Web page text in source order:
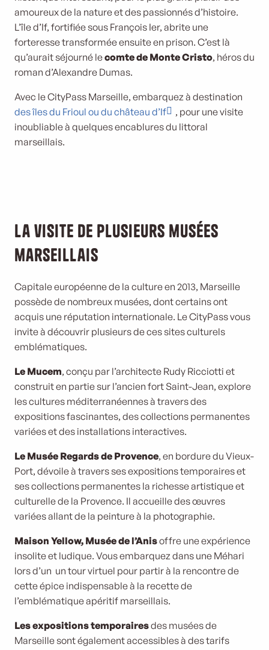
amoureux de la nature et des passionnés d’histoire.
L’île d’If, fortifiée sous François Ier, abrite une
forteresse transformée ensuite en prison. C’est là
qu’aurait séjourné lecomte de Monte Cristo, héros du
roman d’Alexandre Dumas.
Avec le CityPass Marseille, embarquez à destination
des îles du Frioul ou du château d’If
, pour une visite
inoubliable à quelques encablures du littoral
marseillais.
La visite de plusieurs musées
marseillais
Capitale européenne de la culture en 2013, Marseille
possède de nombreux musées, dont certains ont
acquis une réputation internationale. Le CityPass vous
invite à découvrir plusieurs de ces sites culturels
emblématiques.
Le Mucem, conçu par l’architecte Rudy Ricciotti et
construit en partie sur l’ancien fort Saint-Jean, explore
les cultures méditerranéennes à travers des
expositions fascinantes, des collections permanentes
variées et des installations interactives.
Le Musée Regards de Provence, en bordure du Vieux-
Port, dévoile à travers ses expositions temporaires et
ses collections permanentes la richesse artistique et
culturelle de la Provence. Il accueille des œuvres
variées allant de la peinture à la photographie.
Maison Yellow, Musée de l’Anisoffre une expérience
insolite et ludique. Vous embarquez dans une Méhari
lors d’un un tour virtuel pour partir à la rencontre de
cette épice indispensable à la recette de
l’emblématique apéritif marseillais.
Les expositions temporairesdes musées de
Marseille sont également accessibles à des tarifs